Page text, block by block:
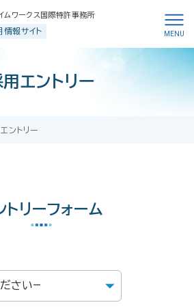
ムワークス国際特許事務所
情報サイト
エントリー
ントリー
トリーフォーム